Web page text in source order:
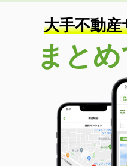
大手不動産
まとめ